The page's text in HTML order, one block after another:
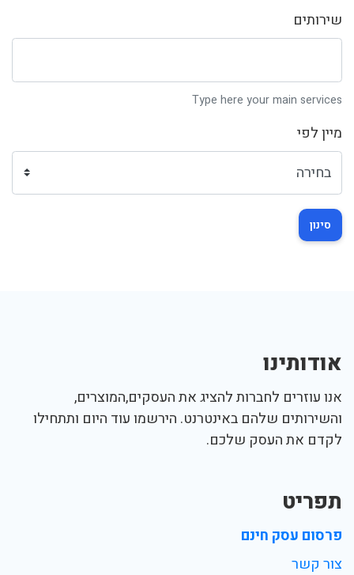
שירותים
Type here your main services
מיין לפי
סינון
אודותינו
אנו עוזרים לחברות להציג את העסקים,המוצרים,
והשירותים שלהם באינטרנט. הירשמו עוד היום ותתחילו
לקדם את העסק שלכם.
תפריט
פרסום עסק חינם
צור קשר